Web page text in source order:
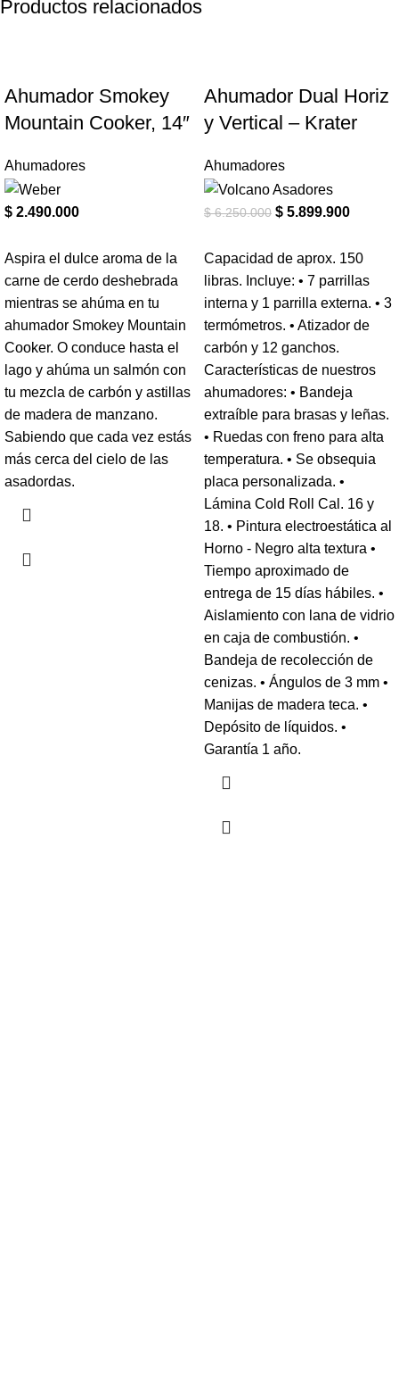
Productos relacionados
Ahumador Smokey
Mountain Cooker, 14″
Ahumadores
$ 2.490.000
Aspira el dulce aroma de la
carne de cerdo deshebrada
mientras se ahúma en tu
ahumador Smokey Mountain
Cooker. O conduce hasta el
lago y ahúma un salmón con
tu mezcla de carbón y astillas
de madera de manzano.
Sabiendo que cada vez estás
más cerca del cielo de las
asadordas.
Ahumador Dual Horiz
y Vertical – Krater
Ahumadores
$6.250.000 $ 5.899.900
Capacidad de aprox. 150
libras. Incluye: • 7 parrillas
interna y 1 parrilla externa. • 3
termómetros. • Atizador de
carbón y 12 ganchos.
Características de nuestros
ahumadores: • Bandeja
extraíble para brasas y leñas.
• Ruedas con freno para alta
temperatura. • Se obsequia
placa personalizada. •
Lámina Cold Roll Cal. 16 y
18. • Pintura electroestática al
Horno - Negro alta textura •
Tiempo aproximado de
entrega de 15 días hábiles. •
Aislamiento con lana de vidrio
en caja de combustión. •
Bandeja de recolección de
cenizas. • Ángulos de 3 mm •
Manijas de madera teca. •
Depósito de líquidos. •
Garantía 1 año.